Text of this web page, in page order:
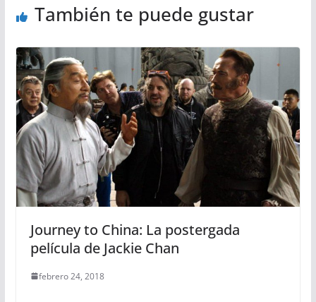
También te puede gustar
Journey to China: La postergada
película de Jackie Chan
febrero 24, 2018